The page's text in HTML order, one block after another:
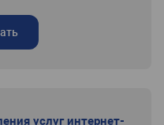
услуг интернет-